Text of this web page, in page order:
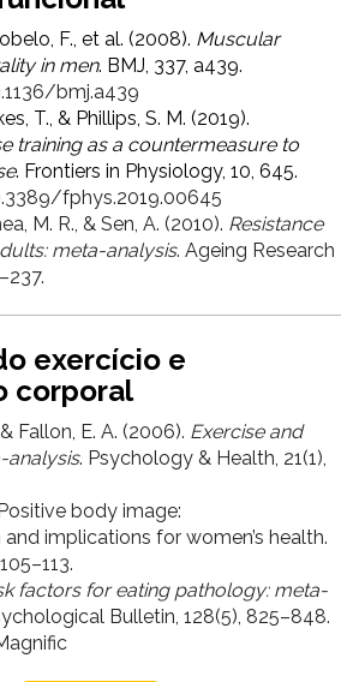
F., et al. (2008). Muscular
in men. BMJ, 337, a439.
bmj.a439
T., & Phillips, S. M. (2019).
training as a countermeasure to
. Frontiers in Physiology, 10, 645.
fphys.2019.00645
M. R., & Sen, A. (2010). Resistance
meta-analysis. Ageing Research
exercício e
corporal
Fallon, E. A. (2006). Exercise and
analysis. Psychology & Health, 21(1),
body image:
implications for women’s health.
factors for eating pathology: meta-
Bulletin, 128(5), 825–848.